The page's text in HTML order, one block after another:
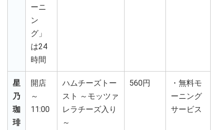
ーニ
ン
グ」
は24
時間
星
乃
珈
琲
開店
～
11:00
ハムチーズトー
スト ～モッツァ
レラチーズ入り
～
560円
・無料モ
ーニング
サービス